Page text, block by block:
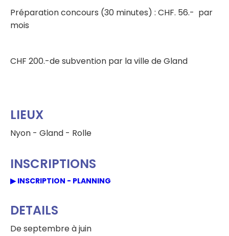
Préparation concours (30 minutes) : CHF. 56.- par
mois
CHF 200.-de subvention par la ville de Gland
LIEUX
Nyon - Gland - Rolle
INSCRIPTIONS
▶ INSCRIPTION - PLANNING
DETAILS
De septembre à juin